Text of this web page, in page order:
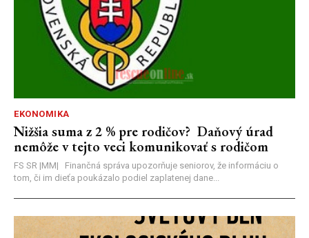
EKONOMIKA
Nižšia suma z 2 % pre rodičov? Daňový úrad
nemôže v tejto veci komunikovať s rodičom
FS SR |MM| Finančná správa upozorňuje seniorov, že informáciu o
tom, či im dieťa poukázalo podiel zaplatenej dane...